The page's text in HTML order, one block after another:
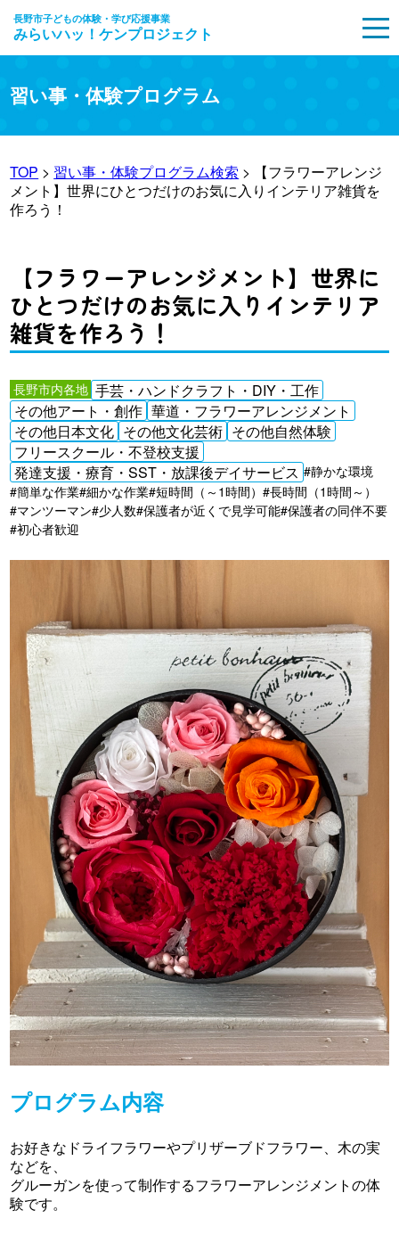
長野市子どもの体験・学び応援事業
みらいハッ！ケンプロジェクト
習い事・体験プログラム
TOP > 習い事・体験プログラム検索 > 【フラワーアレンジ
メント】世界にひとつだけのお気に入りインテリア雑貨を
作ろう！
【フラワーアレンジメント】世界に
ひとつだけのお気に入りインテリア
雑貨を作ろう！
長野市内各地 手芸・ハンドクラフト・DIY・工作
その他アート・創作 華道・フラワーアレンジメント
その他日本文化 その他文化芸術 その他自然体験
フリースクール・不登校支援
発達支援・療育・SST・放課後デイサービス #静かな環境
#簡単な作業#細かな作業#短時間（～1時間）#長時間（1時間～）
#マンツーマン#少人数#保護者が近くで見学可能#保護者の同伴不要
#初心者歓迎
プログラム内容
お好きなドライフラワーやプリザーブドフラワー、木の実
などを、
グルーガンを使って制作するフラワーアレンジメントの体
験です。